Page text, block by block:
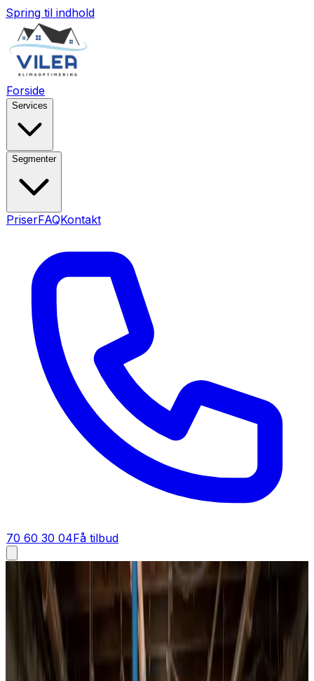
Spring til indhold
Forside
Services
Segmenter
PriserFAQKontakt
70 60 30 04Få tilbud
Ventilationsfirma i Silkeborg
Ventilationsfirma i Silkeborg
Har du brug for hjælp til ventilation i Silkeborg? Vi
rykker hurtigt ud, arbejder med alle anlægstyper og
dokumenterer opgaven, så du ved præcis hvad der er